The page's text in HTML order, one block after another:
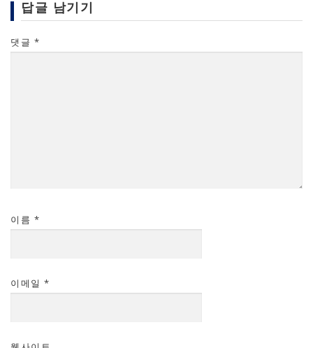
답글 남기기
댓글 *
이름 *
이메일 *